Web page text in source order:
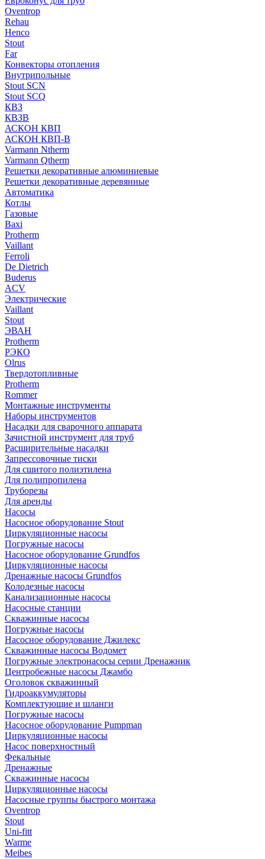
Oventrop
Rehau
Henco
Stout
Far
Конвекторы отопления
Внутрипольные
Stout SCN
Stout SCQ
КВЗ
КВЗВ
АСКОН КВП
АСКОН КВП-В
Varmann Ntherm
Varmann Qtherm
Решетки декоративные алюминиевые
Решетки декоративные деревянные
Автоматика
Котлы
Газовые
Baxi
Protherm
Vaillant
Ferroli
De Dietrich
Buderus
ACV
Электрические
Vaillant
Stout
ЭВАН
Protherm
РЭКО
Olrus
Твердотопливные
Protherm
Rommer
Монтажные инструменты
Наборы инструментов
Насадки для сварочного аппарата
Зачистной инструмент для труб
Расширительные насадки
Запрессовочные тиски
Для сшитого полиэтилена
Для полипропилена
Труборезы
Для аренды
Насосы
Насосное оборудование Stout
Циркуляционные насосы
Погружные насосы
Насосное оборудование Grundfos
Циркуляционные насосы
Дренажные насосы Grundfos
Колодезные насосы
Канализационные насосы
Насосные станции
Скважинные насосы
Погружные насосы
Насосное оборудование Джилекс
Скважинные насосы Водомет
Погружные электронасосы серии Дренажник
Центробежные насосы Джамбо
Оголовок скважинный
Гидроаккумуляторы
Комплектующие и шланги
Погружные насосы
Насосное оборудование Pumpman
Циркуляционные насосы
Насос поверхностный
Фекальные
Дренажные
Скважинные насосы
Циркуляционные насосы
Насосные группы быстрого монтажа
Oventrop
Stout
Uni-fitt
Warme
Meibes